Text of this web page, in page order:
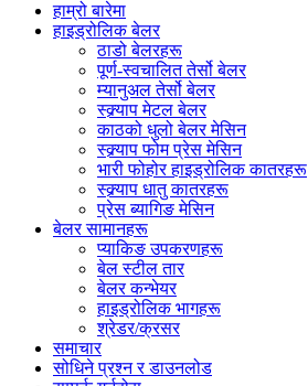
हाम्रो बारेमा
हाइड्रोलिक बेलर
ठाडो बेलरहरू
पूर्ण-स्वचालित तेर्सो बेलर
म्यानुअल तेर्सो बेलर
स्क्र्याप मेटल बेलर
काठको धुलो बेलर मेसिन
स्क्र्याप फोम प्रेस मेसिन
भारी फोहोर हाइड्रोलिक कातरहरू
स्क्र्याप धातु कातरहरू
प्रेस ब्यागिङ मेसिन
बेलर सामानहरू
प्याकिङ उपकरणहरू
बेल स्टील तार
बेलर कन्भेयर
हाइड्रोलिक भागहरू
श्रेडर/क्रसर
समाचार
सोधिने प्रश्न र डाउनलोड